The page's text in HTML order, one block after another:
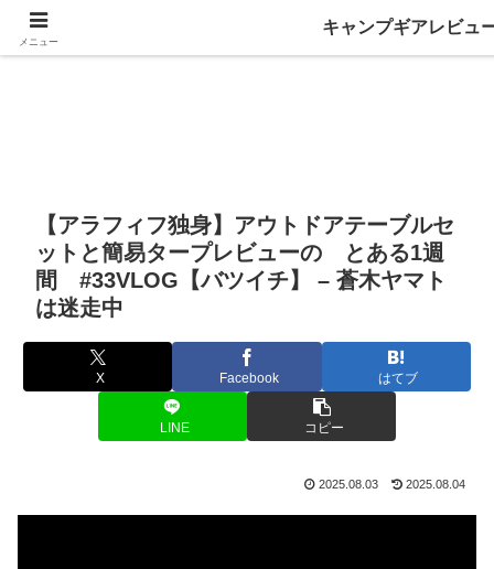
【アラフィフ独身】アウトドアテーブルセ
ットと簡易タープレビューの とある1週
間 #33VLOG【バツイチ】 – 蒼木ヤマト
は迷走中
X Facebook はてブ
LINE コピー
2025.08.03 2025.08.04
メニュー
キャンプギアレビュ